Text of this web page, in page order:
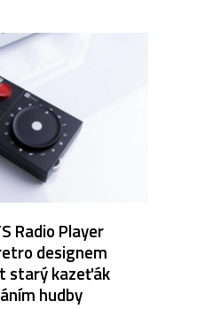
Radio Player
designem
starý kazeťák
hudby